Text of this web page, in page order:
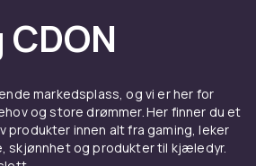
hos CDON
priser fraHillerstorp og
markedsplass, og vi er her for
og store drømmer. Her finner du et
produkter innen alt fra gaming, leker
skjønnhet og produkter til kjæledyr.